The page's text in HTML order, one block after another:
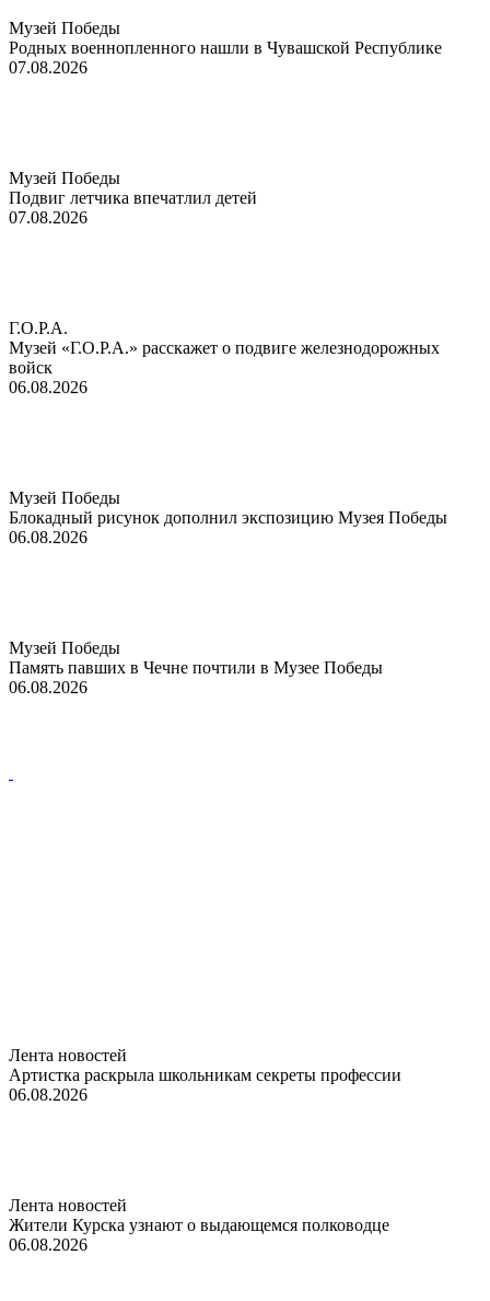
Музей Победы
Родных военнопленного нашли в Чувашской Республике
07.08.2026
Музей Победы
Подвиг летчика впечатлил детей
07.08.2026
Г.О.Р.А.
Музей «Г.О.Р.А.» расскажет о подвиге железнодорожных
войск
06.08.2026
Музей Победы
Блокадный рисунок дополнил экспозицию Музея Победы
06.08.2026
Музей Победы
Память павших в Чечне почтили в Музее Победы
06.08.2026
Лента новостей
Артистка раскрыла школьникам секреты профессии
06.08.2026
Лента новостей
Жители Курска узнают о выдающемся полководце
06.08.2026